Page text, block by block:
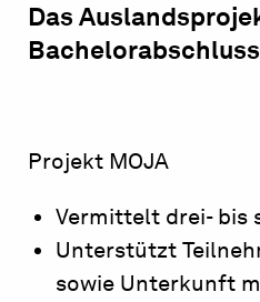
Das
Projekt MOJA
Vermittelt drei- bis
Unterstützt
sowie Unterkunft